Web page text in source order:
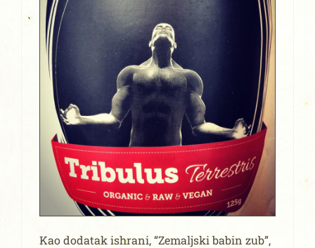
Kao dodatak ishrani, “Zemaljski babin zub”,